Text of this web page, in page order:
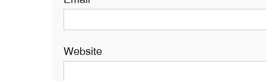
Website